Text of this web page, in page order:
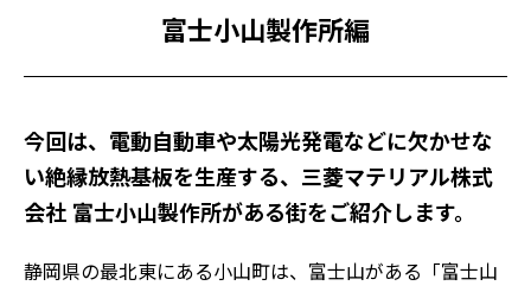
富士小山製作所編
今回は、電動自動車や太陽光発電などに欠かせな
い絶縁放熱基板を生産する、三菱マテリアル株式
会社 富士小山製作所がある街をご紹介します。
静岡県の最北東にある小山町は、富士山がある「富士山